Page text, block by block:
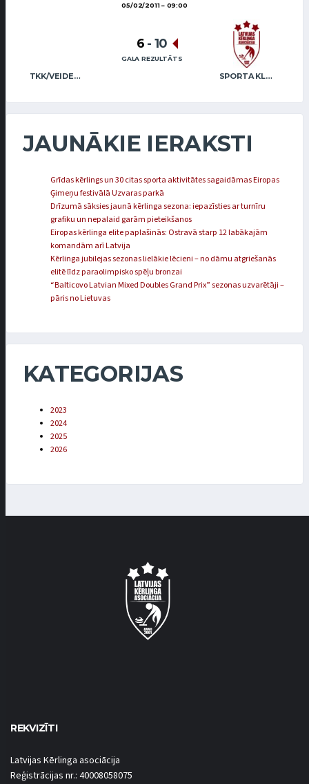
05/02/2011 09:00
TKK/VEIDEMANIS SPORTA KLUBS “OB” / REGŽA
6 - 10
GALA REZULTĀTS
JAUNĀKIE IERAKSTI
Grīdas kērlings un 30 citas sporta aktivitātes sagaidāmas Eiropas
Ģimeņu festivālā Uzvaras parkā
Drīzumā sāksies jaunā kērlinga sezona: iepazīsties ar turnīru
grafiku un nepalaid garām pieteikšanos
Eiropas kērlinga elite paplašinās: Ostravā starp 12 labākajām
komandām arī Latvija
Kērlinga jubilejas sezonas lielākie lēcieni – no dāmu atgriešanās
elitē līdz paraolimpisko spēļu bronzai
“Balticovo Latvian Mixed Doubles Grand Prix” sezonas uzvarētāji –
pāris no Lietuvas
KATEGORIJAS
2023
2024
2025
2026
REKVIZĪTI
Latvijas Kērlinga asociācija
Reģistrācijas nr.: 40008058075